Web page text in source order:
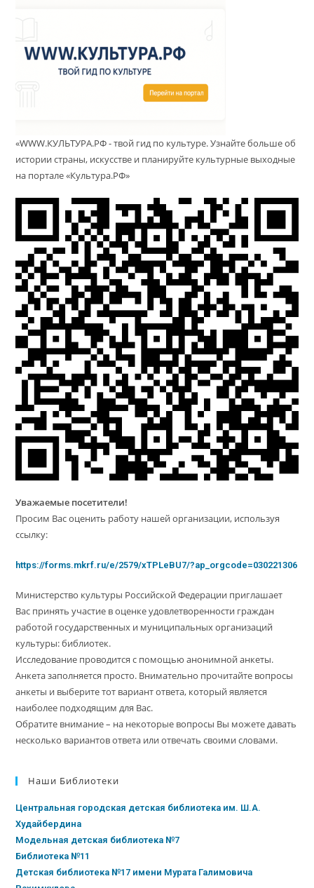
«WWW.КУЛЬТУРА.РФ - твой гид по культуре. Узнайте больше об
истории страны, искусстве и планируйте культурные выходные
на портале «Культура.РФ»
Уважаемые посетители!
Просим Вас оценить работу нашей организации, используя
ссылку:
https://forms.mkrf.ru/e/2579/xTPLeBU7/?ap_orgcode=030221306
Министерство культуры Российской Федерации приглашает
Вас принять участие в оценке удовлетворенности граждан
работой государственных и муниципальных организаций
культуры: библиотек.
Исследование проводится с помощью анонимной анкеты.
Анкета заполняется просто. Внимательно прочитайте вопросы
анкеты и выберите тот вариант ответа, который является
наиболее подходящим для Вас.
Обратите внимание – на некоторые вопросы Вы можете давать
несколько вариантов ответа или отвечать своими словами.
Наши Библиотеки
Центральная городская детская библиотека им. Ш.А.
Худайбердина
Модельная детская библиотека №7
Библиотека №11
Детская библиотека №17 имени Мурата Галимовича